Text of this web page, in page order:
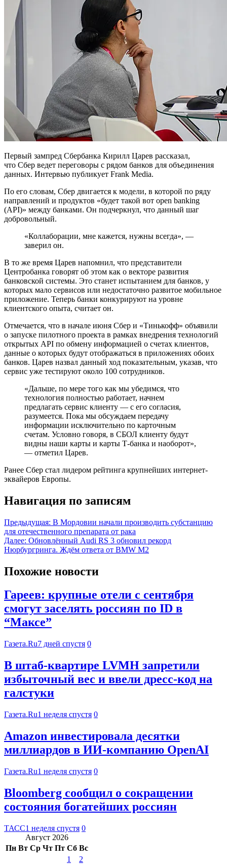
Первый зампред Сбербанка Кирилл Царев рассказал,
что Сбер ведет переговоры с рядом банков для объединения
данных. Интервью публикует Frank Media.
По его словам, Сбер двигается к модели, в которой по ряду
направлений и продуктов «будет такой вот open banking
(API)» между банками. Он подчеркнул, что данный шаг
добровольный.
«Коллаборации, мне кажется, нужны всегда», —
заверил он.
В то же время Царев напомнил, что представители
Центробанка говорят об этом как о векторе развития
банковской системы. Это станет испытанием для банков, у
которых мало сервисов или недостаточно развитое мобильное
приложение. Теперь банки конкурируют на уровне
клиентского опыта, считает он.
Отмечается, что в начале июня Сбер и «Тинькофф» объявили
о запуске пилотного проекта в рамках внедрения технологий
открытых API по обмену информацией о счетах клиентов,
данные о которых будут отображаться в приложениях обоих
банков. Царев назвал данный ход показательным, указав, что
сервис уже тестируют около 100 сотрудников.
«Дальше, по мере того как мы убедимся, что
технология полностью работает, начнем
предлагать сервис клиенту — с его согласия,
разумеется. Пока мы обсуждаем передачу
информации исключительно по карточным
счетам. Условно говоря, в СБОЛ клиенту будут
видны наши карты и карты Т-банка и наоборот»,
— отметил Царев.
Ранее Сбер стал лидером рейтинга крупнейших интернет-
эквайеров Европы.
Навигация по записям
Предыдущая: В Мордовии начали производить субстанцию
для отечественного препарата от рака
Далее: Обновлённый Audi RS 3 обновил рекорд
Нюрбургринга. Ждём ответа от BMW M2
Похожие новости
Гареев: крупные отели с сентября
смогут заселять россиян по ID в
“Максе”
Газета.Ru7 дней спустя 0
В штаб-квартире LVMH запретили
избыточный вес и ввели дресс-код на
галстуки
Газета.Ru1 неделя спустя 0
Amazon инвестировала десятки
миллиардов в ИИ-компанию OpenAI
Газета.Ru1 неделя спустя 0
Bloomberg сообщил о сокращении
состояния богатейших россиян
ТАСС1 неделя спустя 0
Август 2026
Пн Вт Ср Чт Пт Сб Вс
1
2